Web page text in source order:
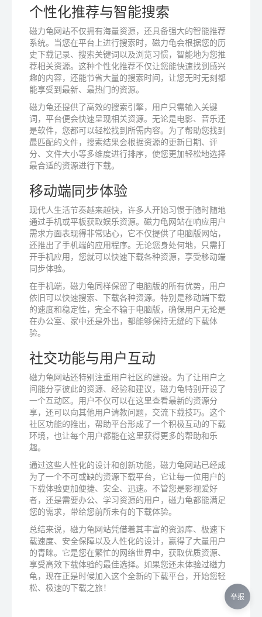
个性化推荐与智能搜索
磁力龟网站不仅拥有海量资源，还具备强大的智能推荐
系统。当您在平台上进行搜索时，磁力龟会根据您的历
史下载记录、搜索关键词以及浏览习惯，智能地为您推
荐相关资源。这种个性化推荐不仅让您能快速找到感兴
趣的内容，还能节省大量的搜索时间，让您无时无刻都
能享受到最新、最热门的资源。
磁力龟还提供了高效的搜索引擎，用户只需输入关键
词，平台便会快速呈现相关资源。无论是电影、音乐还
是软件，您都可以轻松找到所需内容。为了帮助您找到
最匹配的文件，搜索结果会根据资源的更新日期、评
分、文件大小等多维度进行排序，使您更加轻松地选择
最合适的资源进行下载。
移动端同步体验
现代人生活节奏越来越快，许多人开始习惯于随时随地
通过手机或平板获取娱乐资源。磁力龟网站在响应用户
需求方面表现得非常贴心，它不仅提供了电脑版网站，
还推出了手机端的应用程序。无论您身处何地，只需打
开手机应用，您就可以快速下载各种资源，享受移动端
同步体验。
在手机端，磁力龟同样保留了电脑版的所有优势，用户
依旧可以快速搜索、下载各种资源。特别是移动端下载
的速度和稳定性，完全不输于电脑版，确保用户无论是
在办公室、家中还是外出，都能够保持无缝的下载体
验。
社交功能与用户互动
磁力龟网站还特别注重用户社区的建设。为了让用户之
间能分享彼此的资源、经验和建议，磁力龟特别开设了
一个互动区。用户不仅可以在这里查看最新的资源分
享，还可以向其他用户请教问题，交流下载技巧。这个
社区功能的推出，帮助平台形成了一个积极互动的下载
环境，也让每个用户都能在这里获得更多的帮助和乐
趣。
通过这些人性化的设计和创新功能，磁力龟网站已经成
为了一个不可或缺的资源下载平台，它让每一位用户的
下载体验更加便捷、安全、迅速。不管您是影视爱好
者，还是需要办公、学习资源的用户，磁力龟都能满足
您的需求，带给您前所未有的下载体验。
总结来说，磁力龟网站凭借着其丰富的资源库、极速下
载速度、安全保障以及人性化的设计，赢得了大量用户
的青睐。它是您在繁忙的网络世界中，获取优质资源、
享受高效下载体验的最佳选择。如果您还未体验过磁力
龟，现在正是时候加入这个全新的下载平台，开始您轻
松、极速的下载之旅！
举报